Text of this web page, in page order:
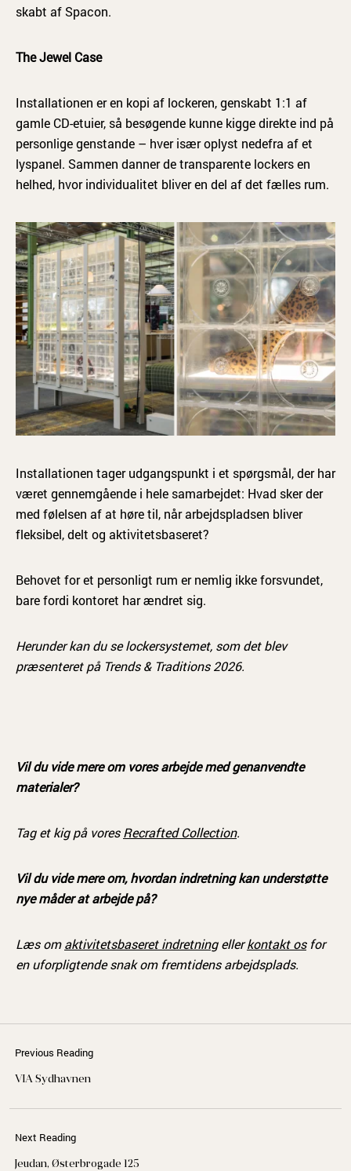
skabt af Spacon.
The Jewel Case
Installationen er en kopi af lockeren, genskabt 1:1 af
gamle CD-etuier, så besøgende kunne kigge direkte ind på
personlige genstande – hver især oplyst nedefra af et
lyspanel. Sammen danner de transparente lockers en
helhed, hvor individualitet bliver en del af det fælles rum.
Installationen tager udgangspunkt i et spørgsmål, der har
været gennemgående i hele samarbejdet: Hvad sker der
med følelsen af at høre til, når arbejdspladsen bliver
fleksibel, delt og aktivitetsbaseret?
Behovet for et personligt rum er nemlig ikke forsvundet,
bare fordi kontoret har ændret sig.
Herunder kan du se lockersystemet, som det blev
præsenteret på Trends & Traditions 2026.
Vil du vide mere om vores arbejde med genanvendte
materialer?
Tag et kig på voresRecrafted Collection.
Vil du vide mere om, hvordan indretning kan understøtte
nye måder at arbejde på?
Læs omaktivitetsbaseret indretningellerkontakt osfor
en uforpligtende snak om fremtidens arbejdsplads.
Previous Reading
VIA Sydhavnen
Next Reading
Jeudan, Østerbrogade 125